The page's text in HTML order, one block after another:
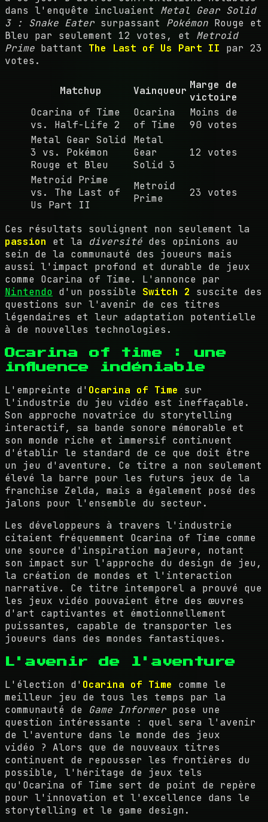
dans l'enquête incluaient Metal Gear Solid
3 : Snake Eater surpassant Pokémon Rouge et
Bleu par seulement 12 votes, et Metroid
Prime battant The Last of Us Part II par 23
votes.
Matchup Vainqueur Marge de
victoire
Ocarina of Time
vs. Half-Life 2
Ocarina
of Time
Moins de
90 votes
Metal Gear Solid
3 vs. Pokémon
Rouge et Bleu
Metal
Gear
Solid 3
12 votes
Metroid Prime
vs. The Last of
Us Part II
Metroid
Prime
23 votes
Ces résultats soulignent non seulement la
passion et la diversité des opinions au
sein de la communauté des joueurs mais
aussi l'impact profond et durable de jeux
comme Ocarina of Time. L'annonce par
Nintendo d'un possible Switch 2 suscite des
questions sur l'avenir de ces titres
légendaires et leur adaptation potentielle
à de nouvelles technologies.
Ocarina of time : une
influence indéniable
L'empreinte d' Ocarina of Time sur
l'industrie du jeu vidéo est ineffaçable.
Son approche novatrice du storytelling
interactif, sa bande sonore mémorable et
son monde riche et immersif continuent
d'établir le standard de ce que doit être
un jeu d'aventure. Ce titre a non seulement
élevé la barre pour les futurs jeux de la
franchise Zelda, mais a également posé des
jalons pour l'ensemble du secteur.
Les développeurs à travers l'industrie
citaient fréquemment Ocarina of Time comme
une source d'inspiration majeure, notant
son impact sur l'approche du design de jeu,
la création de mondes et l'interaction
narrative. Ce titre intemporel a prouvé que
les jeux vidéo pouvaient être des œuvres
d'art captivantes et émotionnellement
puissantes, capable de transporter les
joueurs dans des mondes fantastiques.
L'avenir de l'aventure
L'élection d' Ocarina of Time comme le
meilleur jeu de tous les temps par la
communauté de Game Informer pose une
question intéressante : quel sera l'avenir
de l'aventure dans le monde des jeux
vidéo ? Alors que de nouveaux titres
continuent de repousser les frontières du
possible, l'héritage de jeux tels
qu'Ocarina of Time sert de point de repère
pour l'innovation et l'excellence dans le
storytelling et le game design.